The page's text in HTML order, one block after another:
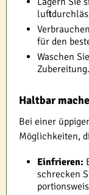
für den
Waschen
Zubereitung.
Haltbar
Bei einer
Möglichkeiten,
Einfrieren:
schrecken